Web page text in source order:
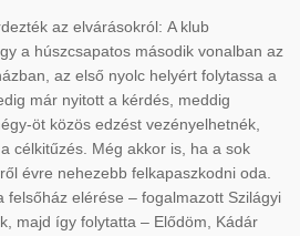
az elvárásokról: A klub
a húszcsapatos második vonalban az
az első nyolc helyért folytassa a
már nyitott a kérdés, meddig
öt közös edzést vezényelhetnék,
célkitűzés. Még akkor is, ha a sok
évre nehezebb felkapaszkodni oda.
felsőház elérése – fogalmazott Szilágyi
majd így folytatta – Elődöm, Kádár